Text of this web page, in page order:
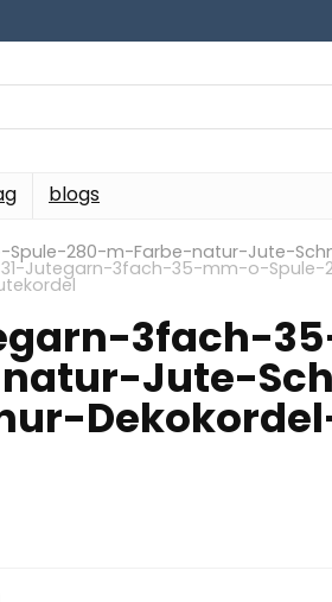
blogs
280-m-Farbe-natur-Jute-
Jutegarn-3fach-35-mm-o-
3fach-
Jute-